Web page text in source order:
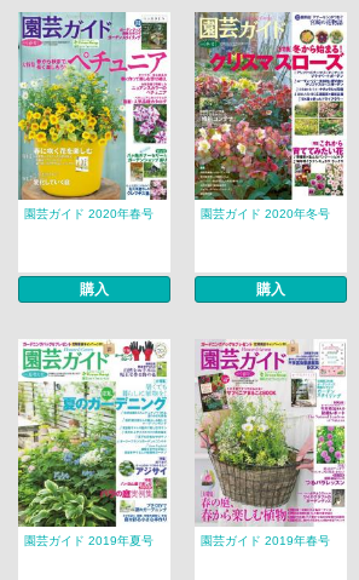
園芸ガイド 2020年春号
購入
園芸ガイド 2020年冬号
購入
園芸ガイド 2019年夏号 園芸ガイド 2019年春号